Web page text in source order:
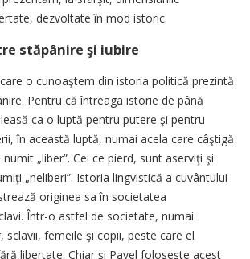
dezvoltate în mod istoric.
stăpânire şi iubire
o cunoaştem din istoria politică prezintă
Pentru că întreaga istorie de până
ca o luptă pentru putere şi pentru
în această luptă, numai acela care câştigă
„liber”. Cei ce pierd, sunt aserviţi şi
„neliberi”. Istoria lingvistică a cuvântului
originea sa în societatea
Într-o astfel de societate, numai
sclavii, femeile şi copii, peste care el
libertate. Chiar şi Pavel foloseşte acest